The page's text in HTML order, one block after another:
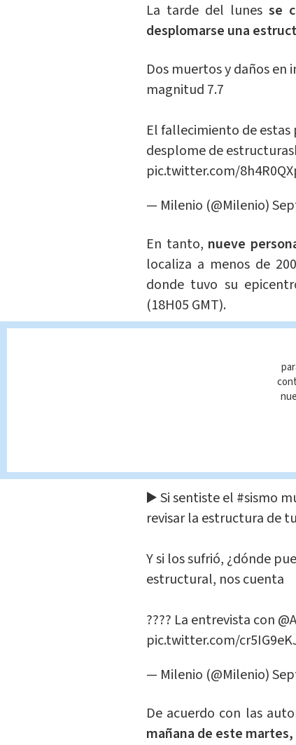
La tarde del lunesse
desplomarse una
Dos muertos y daños en
magnitud 7.7
El fallecimiento de estas
desplome de estructuras
pic.twitter.com/
— Milenio (@Milenio)
En tanto, nueve
localiza a menos de
donde tuvo su
(18H05 GMT).
"Tuvimos suerte
intensidad. Es
pero no pasó a
López Obrador en
Colima es el estado
▶️ Si sentiste el #sismo
revisar la estructura de
Y si los sufrió, ¿dónde
estructural, nos cuenta
???? La entrevista con
pic.twitter.com/
— Milenio (@Milenio)
De acuerdo con las
mañana de este